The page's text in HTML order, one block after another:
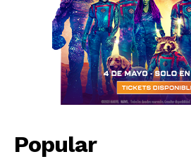
Popular